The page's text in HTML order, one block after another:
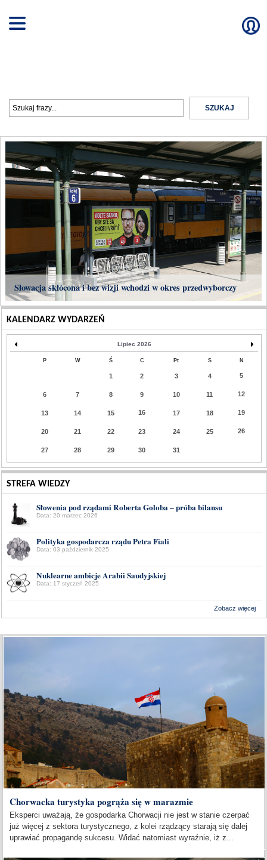
Słowacja skłócona i bez wizji wchodzi w okres przedwyborczy
KALENDARZ WYDARZEŃ
Lipiec 2026
P W Ś C Pt S N
1 2 3 4 5
6 7 8 9 10 11 12
13 14 15 16 17 18 19
20 21 22 23 24 25 26
27 28 29 30 31
STREFA WIEDZY
Słowenia pod rządami Roberta Goloba – próba bilansu
Data: 20 marzec 2026
Polityka gospodarcza rządu Petra Fiali
Data: 03 październik 2025
Nuklearne ambicje Arabii Saudyjskiej
Data: 17 styczeń 2025
Zobacz więcej
Chorwacka turystyka pogrąża się w marazmie
Eksperci uważają, że gospodarka Chorwacji nie jest w stanie czerpać
już więcej z sektora turystycznego, z kolei rządzący starają się dalej
uprawiać propagandę sukcesu. Widać natomiast wyraźnie, iż z...